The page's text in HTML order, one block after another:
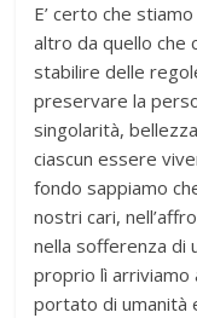
E’ certo che
altro da quello che
stabilire delle
preservare la
singolarità,
ciascun essere
fondo sappiamo
nostri cari,
nella sofferenza di
proprio lì arriviamo
portato di umanità